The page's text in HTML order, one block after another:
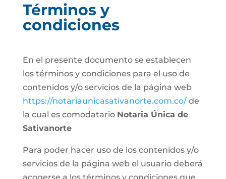
Términos y
condiciones
En el presente documento se establecen
los términos y condiciones para el uso de
contenidos y/o servicios de la página web
https://notariaunicasativanorte.com.co/de
la cual es comodatario Notaria Única de
Sativanorte
Para poder hacer uso de los contenidos y/o
servicios de la página web el usuario deberá